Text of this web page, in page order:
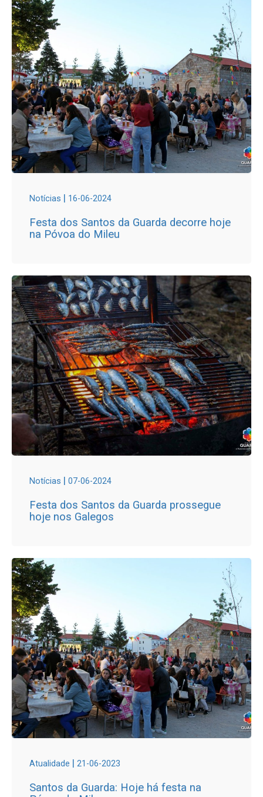
Notícias | 16-06-2024
Festa dos Santos da Guarda decorre hoje
na Póvoa do Mileu
Notícias | 07-06-2024
Festa dos Santos da Guarda prossegue
hoje nos Galegos
Atualidade | 21-06-2023
Santos da Guarda: Hoje há festa na